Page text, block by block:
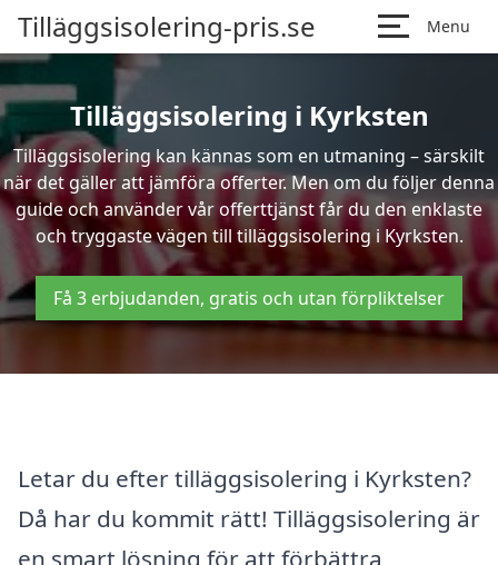
Tilläggsisolering-pris.se Menu
Tilläggsisolering i Kyrksten
Tilläggsisolering kan kännas som en utmaning – särskilt
när det gäller att jämföra offerter. Men om du följer denna
guide och använder vår offerttjänst får du den enklaste
och tryggaste vägen till tilläggsisolering i Kyrksten.
Få 3 erbjudanden, gratis och utan förpliktelser
Letar du efter tilläggsisolering i Kyrksten?
Då har du kommit rätt! Tilläggsisolering är
en smart lösning för att förbättra